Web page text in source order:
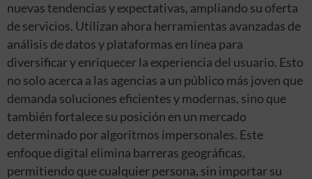
nuevas tendencias y expectativas, ampliando su oferta
de servicios. Utilizan ahora herramientas avanzadas de
análisis de datos y plataformas en línea para
diversificar y enriquecer la experiencia del usuario. Esto
no solo acerca a las agencias a un público más joven que
demanda soluciones eficientes y modernas, sino que
también fortalece su posición en un mercado
determinado por algoritmos impersonales. Este
enfoque digital elimina barreras geográficas,
permitiendo que cualquier persona, sin importar su